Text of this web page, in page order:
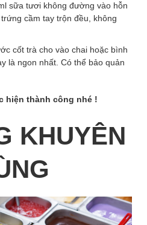
sữa tươi không đường vào hỗn
cầm tay trộn đều, không
cốt trà cho vào chai hoặc bình
là ngon nhất. Có thể bảo quản
hiện thành công nhé !
KHUYÊN